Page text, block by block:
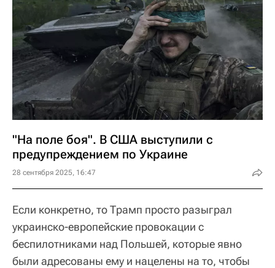
"На поле боя". В США выступили с
предупреждением по Украине
28 сентября 2025, 16:47
Если конкретно, то Трамп просто разыграл
украинско-европейские провокации с
беспилотниками над Польшей, которые явно
были адресованы ему и нацелены на то, чтобы